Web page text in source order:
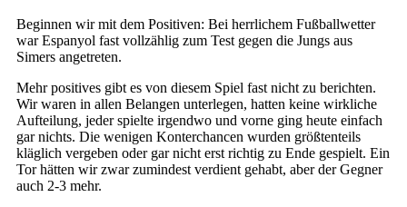
Beginnen wir mit dem Positiven: Bei herrlichem Fußballwetter
war Espanyol fast vollzählig zum Test gegen die Jungs aus
Simers angetreten.
Mehr positives gibt es von diesem Spiel fast nicht zu berichten.
Wir waren in allen Belangen unterlegen, hatten keine wirkliche
Aufteilung, jeder spielte irgendwo und vorne ging heute einfach
gar nichts. Die wenigen Konterchancen wurden größtenteils
kläglich vergeben oder gar nicht erst richtig zu Ende gespielt. Ein
Tor hätten wir zwar zumindest verdient gehabt, aber der Gegner
auch 2-3 mehr.